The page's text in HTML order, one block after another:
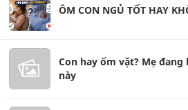
ÔM CON NGỦ TỐT HAY
Con hay ốm vặt? Mẹ
này